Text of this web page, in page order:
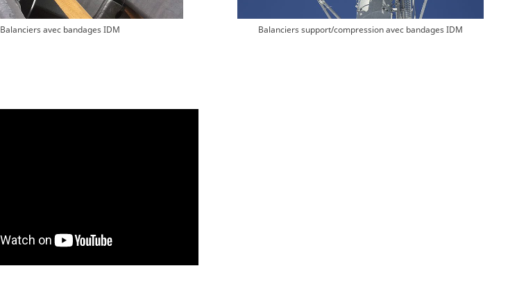
Balanciers avec bandages IDM Balanciers support/compression avec bandages IDM